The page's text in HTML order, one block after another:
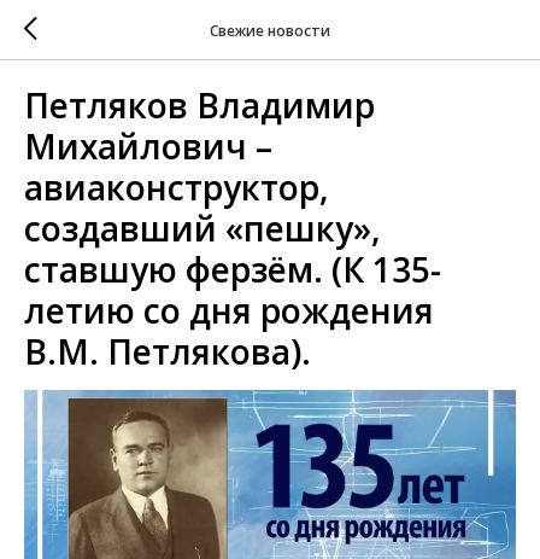
Свежие новости
Петляков Владимир
Михайлович –
авиаконструктор,
создавший «пешку»,
ставшую ферзём. (К 135-
летию со дня рождения
В.М. Петлякова).